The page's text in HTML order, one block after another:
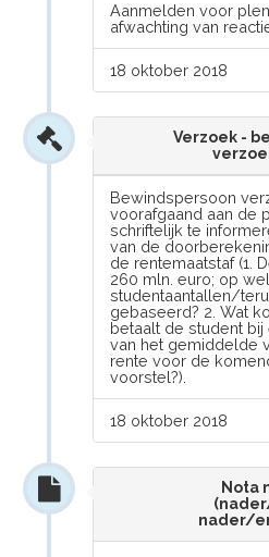
Aanmelden voor
afwachting van
18 oktober 2018
Verzoek -
Bewindspersoon
voorafgaand aan de
schriftelijk te
van de
de rentemaatstaf (1.
260 mln. euro; op
studentaantallen/
gebaseerd? 2. Wat
betaalt de student bij
van het gemiddelde
rente voor de
voorstel?).
18 oktober 2018
Nota
nader/